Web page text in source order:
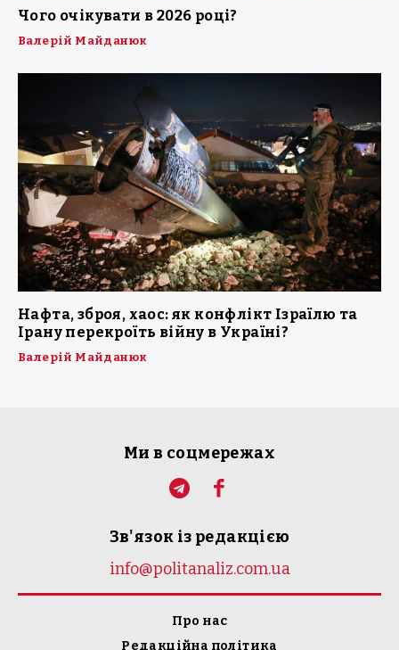
Чого очікувати в 2026 році?
Валерій Майданюк
Нафта, зброя, хаос: як конфлікт Ізраїлю та
Ірану перекроїть війну в Україні?
Валерій Майданюк
Ми в соцмережах
Зв'язок із редакцією
info@politanaliz.com.ua
Про нас
Редакційна політика